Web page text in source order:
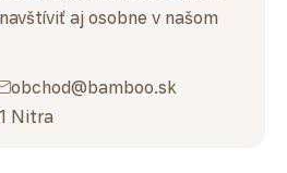
aj osobne v našom
obchod@bamboo.sk
Nitra